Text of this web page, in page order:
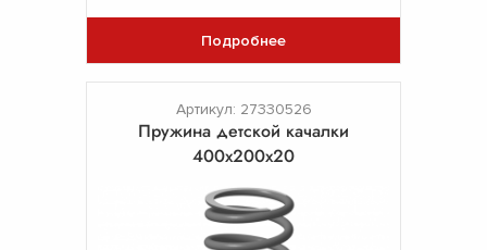
Подробнее
Артикул: 27330526
Пружина детской качалки
400х200х20